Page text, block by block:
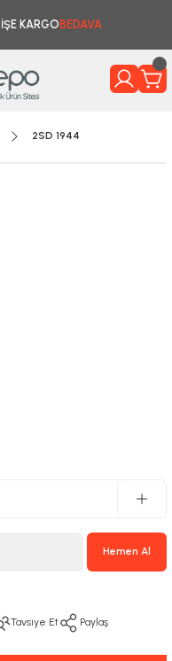
KARGO BEDAVA
2SD 1944
Hemen Al
Tavsiye Et Paylaş